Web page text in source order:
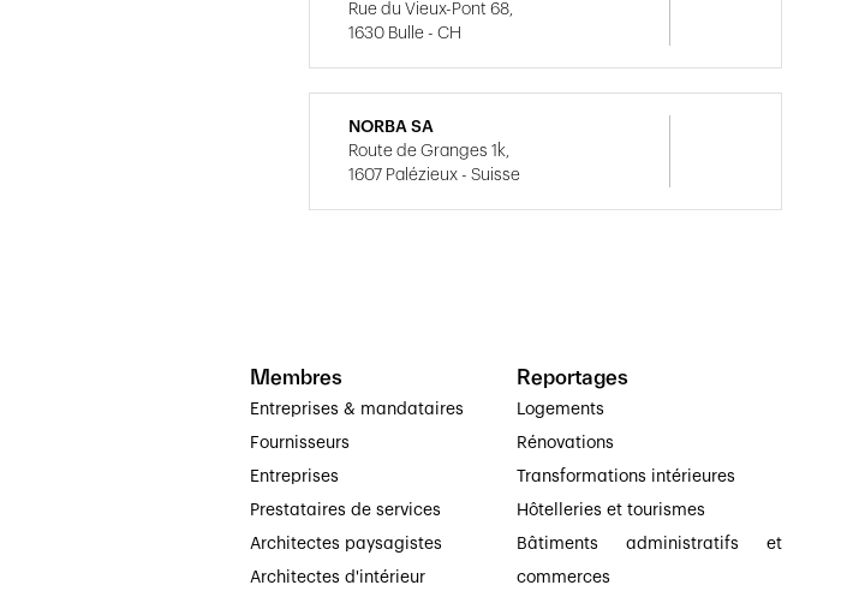
Rue du Vieux-Pont 68,
1630 Bulle - CH
NORBA SA
Route de Granges 1k,
1607 Palézieux - Suisse
Membres
Entreprises & mandataires
Fournisseurs
Entreprises
Prestataires de services
Architectes paysagistes
Architectes d'intérieur
Reportages
Logements
Rénovations
Transformations intérieures
Hôtelleries et tourismes
Bâtiments administratifs et
commerces